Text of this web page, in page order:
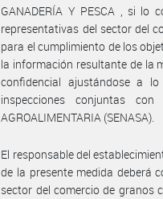
GANADERÍA Y PESCA , si lo
representativas del sector del
para el cumplimiento de los
la información resultante de la
confidencial ajustándose a
inspecciones conjuntas con
AGROALIMENTARIA (SENASA).
El responsable del
de la presente medida deberá
sector del comercio de granos